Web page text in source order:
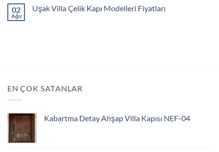
02
Ağu
Uşak Villa Çelik Kapı Modelleri Fiyatları
EN ÇOK SATANLAR
Kabartma Detay Ahşap Villa Kapısı NEF-04